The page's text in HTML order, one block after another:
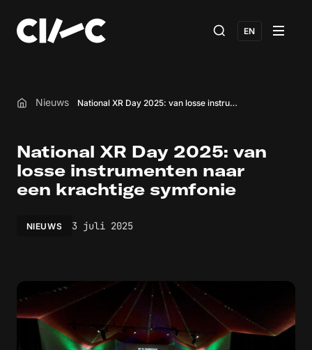
EN
Home
Nieuws National XR Day 2025: van losse instrumenten naar een krachtige symfonie
National XR Day 2025: van
losse instrumenten naar
een krachtige symfonie
NIEUWS 3 juli 2025